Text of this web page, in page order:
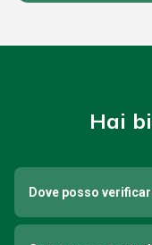
Hai
Dove posso